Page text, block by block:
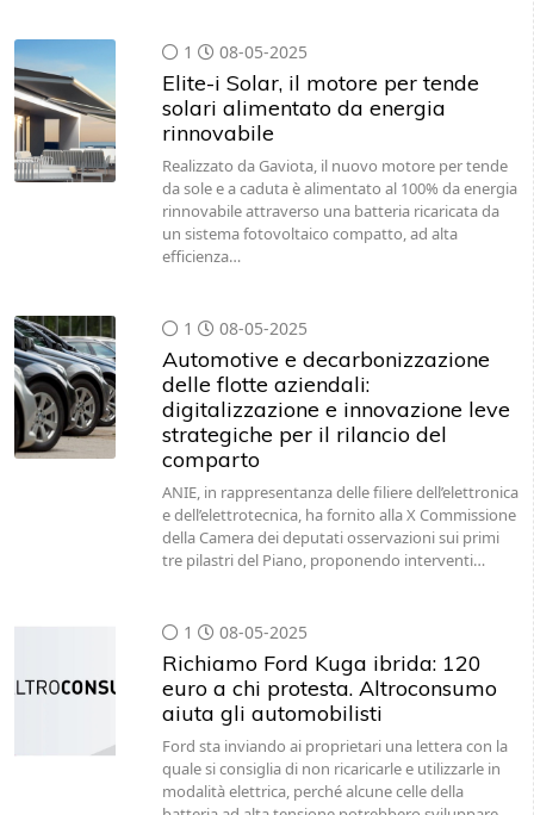
1 08-05-2025
Elite-i Solar, il motore per tende
solari alimentato da energia
rinnovabile
Realizzato da Gaviota, il nuovo motore per tende
da sole e a caduta è alimentato al 100% da energia
rinnovabile attraverso una batteria ricaricata da
un sistema fotovoltaico compatto, ad alta
efficienza…
1 08-05-2025
Automotive e decarbonizzazione
delle flotte aziendali:
digitalizzazione e innovazione leve
strategiche per il rilancio del
comparto
ANIE, in rappresentanza delle filiere dell’elettronica
e dell’elettrotecnica, ha fornito alla X Commissione
della Camera dei deputati osservazioni sui primi
tre pilastri del Piano, proponendo interventi…
1 08-05-2025
Richiamo Ford Kuga ibrida: 120
euro a chi protesta. Altroconsumo
aiuta gli automobilisti
Ford sta inviando ai proprietari una lettera con la
quale si consiglia di non ricaricarle e utilizzarle in
modalità elettrica, perché alcune celle della